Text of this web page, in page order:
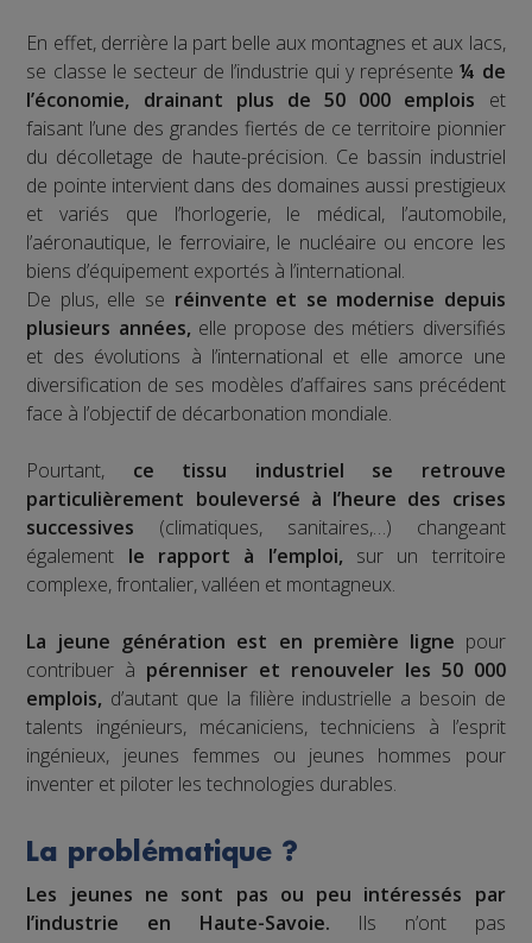
En effet, derrière la part belle aux montagnes et aux lacs,
se classe le secteur de l’industrie qui y représente¼ de
l’économie, drainant plus de 50 000 emplois et
faisant l’une des grandes fiertés de ce territoire pionnier
du décolletage de haute-précision. Ce bassin industriel
de pointe intervient dans des domaines aussi prestigieux
et variés que l’horlogerie, le médical, l’automobile,
l’aéronautique, le ferroviaire, le nucléaire ou encore les
biens d’équipement exportés à l’international.
De plus, elle se réinvente et se modernise depuis
plusieurs années, elle propose des métiers diversifiés
et des évolutions à l’international et elle amorce une
diversification de ses modèles d’affaires sans précédent
face à l’objectif de décarbonation mondiale.
Pourtant, ce tissu industriel se retrouve
particulièrement bouleversé à l’heure des crises
successives (climatiques, sanitaires,…) changeant
également le rapport à l’emploi, sur un territoire
complexe, frontalier, valléen et montagneux.
La jeune génération est en première ligne pour
contribuer à pérenniser et renouveler les 50 000
emplois, d’autant que la filière industrielle a besoin de
talents ingénieurs, mécaniciens, techniciens à l’esprit
ingénieux, jeunes femmes ou jeunes hommes pour
inventer et piloter les technologies durables.
La problématique ?
Les jeunes ne sont pas ou peu intéressés par
l’industrie en Haute-Savoie. Ils n’ont pas